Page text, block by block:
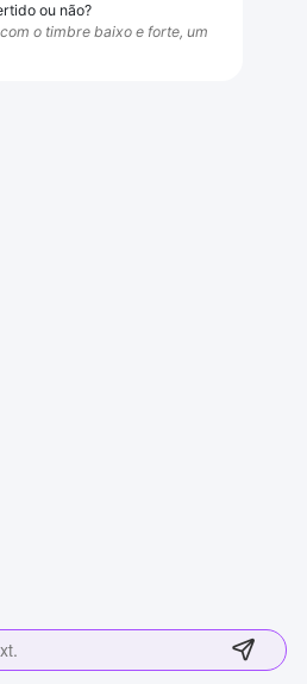
ou não?
o timbre baixo e forte, um